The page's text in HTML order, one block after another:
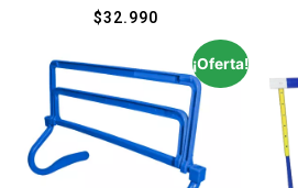
$32.990
¡Oferta!